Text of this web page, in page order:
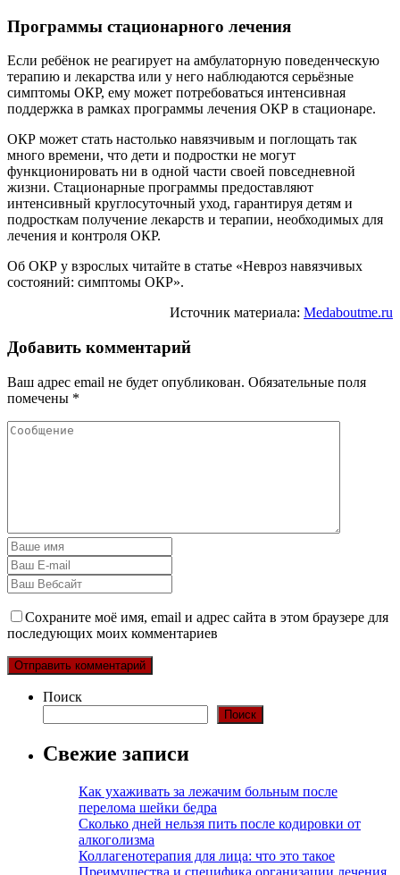
Программы стационарного лечения
Если ребёнок не реагирует на амбулаторную поведенческую
терапию и лекарства или у него наблюдаются серьёзные
симптомы ОКР, ему может потребоваться интенсивная
поддержка в рамках программы лечения ОКР в стационаре.
ОКР может стать настолько навязчивым и поглощать так
много времени, что дети и подростки не могут
функционировать ни в одной части своей повседневной
жизни. Стационарные программы предоставляют
интенсивный круглосуточный уход, гарантируя детям и
подросткам получение лекарств и терапии, необходимых для
лечения и контроля ОКР.
Об ОКР у взрослых читайте в статье «Невроз навязчивых
состояний: симптомы ОКР».
Источник материала: Medaboutme.ru
Добавить комментарий
Ваш адрес email не будет опубликован. Обязательные поля
помечены *
Сохраните моё имя, email и адрес сайта в этом браузере для
последующих моих комментариев
Поиск
Поиск
Свежие записи
Как ухаживать за лежачим больным после
перелома шейки бедра
Сколько дней нельзя пить после кодировки от
алкоголизма
Коллагенотерапия для лица: что это такое
Преимущества и специфика организации лечения